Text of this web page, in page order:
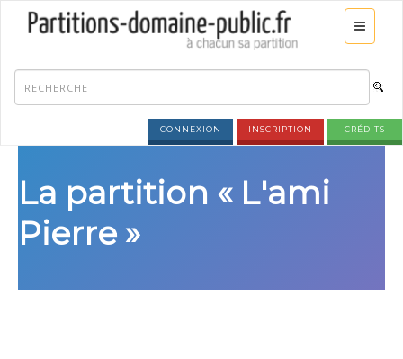
CONNEXION INSCRIPTION CRÉDITS
La partition « L'ami
Pierre »